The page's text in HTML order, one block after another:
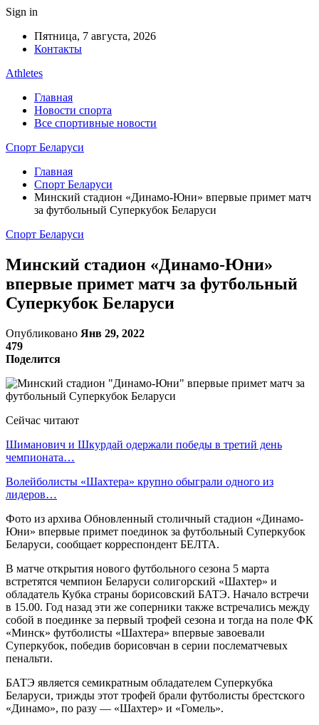
Sign in
Пятница, 7 августа, 2026
Контакты
Athletes
Главная
Новости спорта
Все спортивные новости
Спорт Беларуси
Главная
Спорт Беларуси
Минский стадион «Динамо-Юни» впервые примет матч
за футбольный Суперкубок Беларуси
Спорт Беларуси
Минский стадион «Динамо-Юни»
впервые примет матч за футбольный
Суперкубок Беларуси
Опубликовано Янв 29, 2022
479
Поделится
Сейчас читают
Шиманович и Шкурдай одержали победы в третий день
чемпионата…
Волейболисты «Шахтера» крупно обыграли одного из
лидеров…
Фото из архива Обновленный столичный стадион «Динамо-
Юни» впервые примет поединок за футбольный Суперкубок
Беларуси, сообщает корреспондент БЕЛТА.
В матче открытия нового футбольного сезона 5 марта
встретятся чемпион Беларуси солигорский «Шахтер» и
обладатель Кубка страны борисовский БАТЭ. Начало встречи
в 15.00. Год назад эти же соперники также встречались между
собой в поединке за первый трофей сезона и тогда на поле ФК
«Минск» футболисты «Шахтера» впервые завоевали
Суперкубок, победив борисовчан в серии послематчевых
пенальти.
БАТЭ является семикратным обладателем Суперкубка
Беларуси, трижды этот трофей брали футболисты брестского
«Динамо», по разу — «Шахтер» и «Гомель».